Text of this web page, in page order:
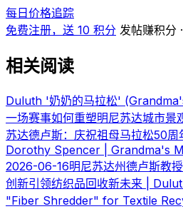
每日价格追踪
免费注册，送 10 积分 发帖赚积分
相关阅读
Duluth '奶奶的马拉松'
一场赛事如何重塑明尼苏达城市景
苏达德卢斯：庆祝祖母马拉松50周
Dorothy Spencer | Grandma's
2026-06-16明尼苏达州德卢斯教
创新引领纺织品回收新未来 |
"Fiber Shredder" for Textile